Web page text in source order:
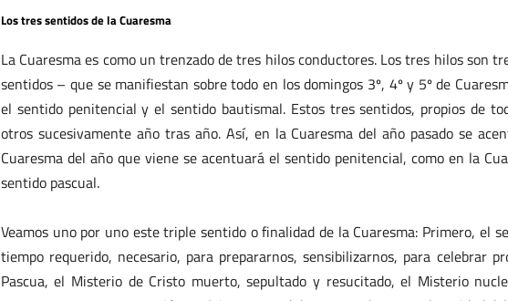
Los tres sentidos de la Cuaresma
La Cuaresma es como un trenzado de tres hilos conductores. Los tres hilos son
sentidos – que se manifiestan sobre todo en los domingos 3º, 4º y 5º de
el sentido penitencial y el sentido bautismal. Estos tres sentidos, propios de
otros sucesivamente año tras año. Así, en la Cuaresma del año pasado se
Cuaresma del año que viene se acentuará el sentido penitencial, como en la
sentido pascual.
Veamos uno por uno este triple sentido o finalidad de la Cuaresma: Primero, el
tiempo requerido, necesario, para prepararnos, sensibilizarnos, para celebrar
Pascua, el Misterio de Cristo muerto, sepultado y resucitado, el Misterio